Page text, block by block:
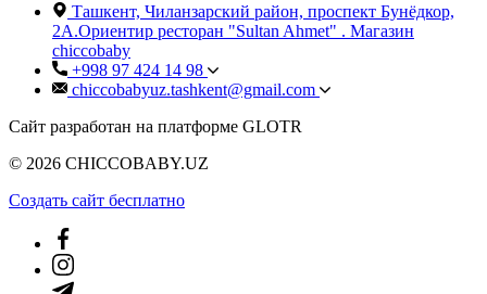
Ташкент, Чиланзарский район, проспект Бунёдкор,
2А.Ориентир ресторан "Sultan Ahmet" . Магазин
chiccobaby
+998 97 424 14 98
chiccobabyuz.tashkent@gmail.com
Сайт разработан на платформе GLOTR
© 2026 CHICCOBABY.UZ
Создать cайт бесплатно